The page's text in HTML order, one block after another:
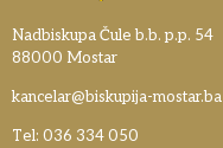
Nadbiskupa Čule b.b. p.p. 54
88000 Mostar
kancelar@biskupija-mostar.ba
Tel: 036 334 050